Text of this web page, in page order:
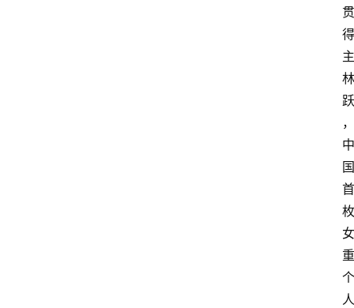
贯
得
主
林
跃
，
中
国
首
枚
女
重
个
人